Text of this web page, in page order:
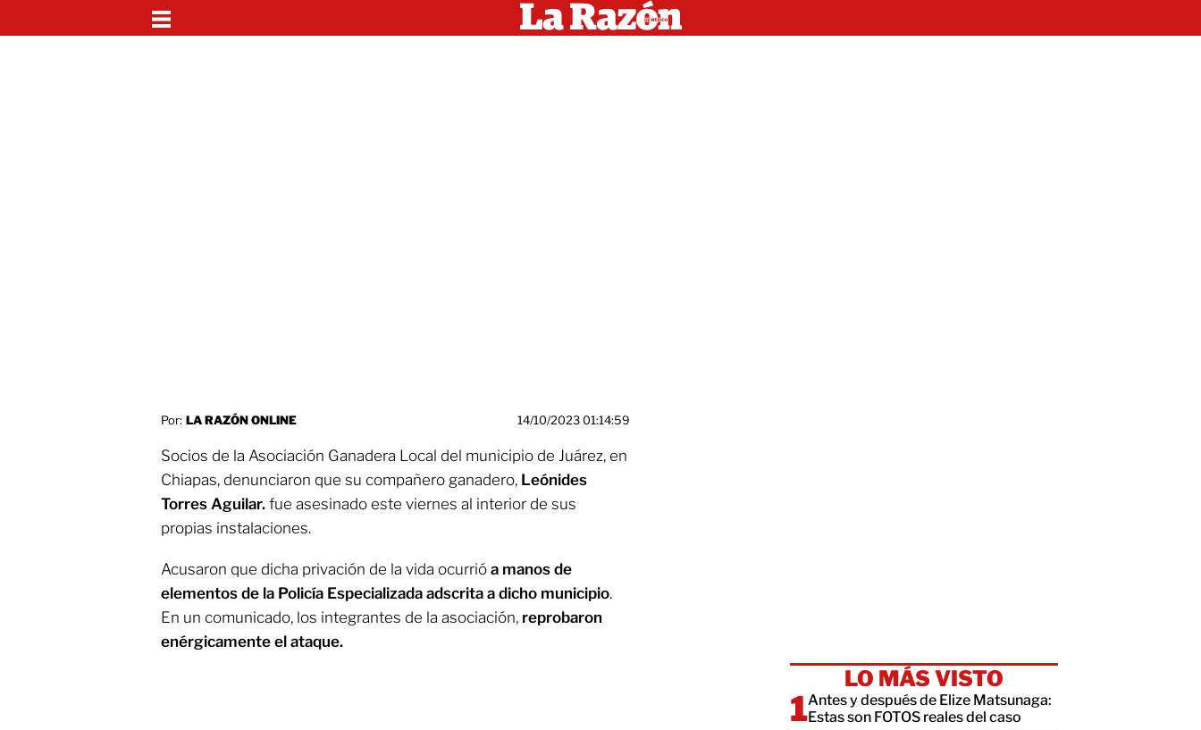
Por: LA RAZÓN ONLINE 14/10/2023 01:14:59
Socios de la Asociación Ganadera Local del municipio de Juárez, en
Chiapas, denunciaron que su compañero ganadero, Leónides
Torres Aguilar. fue asesinado este viernes al interior de sus
propias instalaciones.
Acusaron que dicha privación de la vida ocurrió a manos de
elementos de la Policía Especializada adscrita a dicho municipio.
En un comunicado, los integrantes de la asociación, reprobaron
enérgicamente el ataque.
LO MÁS VISTO
Antes y después de Elize Matsunaga:
Estas son FOTOS reales del caso